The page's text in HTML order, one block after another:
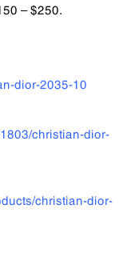
– $250.
dior-2035-10
christian-dior-
christian-dior-